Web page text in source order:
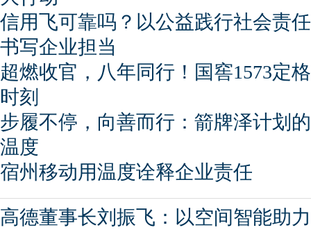
信用飞可靠吗？以公益践行社会责
书写企业担当
超燃收官，八年同行！国窖1573定
时刻
步履不停，向善而行：箭牌泽计划
温度
宿州移动用温度诠释企业责任
高德董事长刘振飞：以空间智能助